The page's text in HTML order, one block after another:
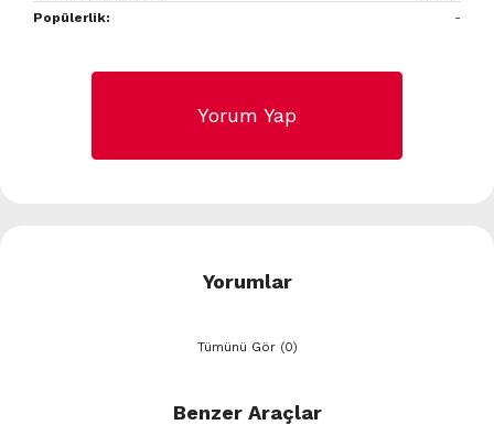
Popülerlik:
-
Yorum Yap
Yorumlar
Tümünü Gör (0)
Benzer Araçlar